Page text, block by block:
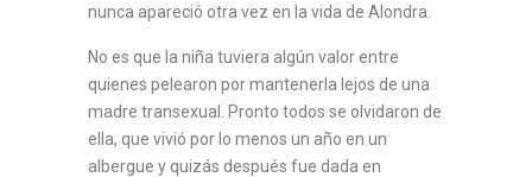
nunca apareció otra vez en la vida de Alondra.
No es que la niña tuviera algún valor entre
quienes pelearon por mantenerla lejos de una
madre transexual. Pronto todos se olvidaron de
ella, que vivió por lo menos un año en un
albergue y quizás después fue dada en